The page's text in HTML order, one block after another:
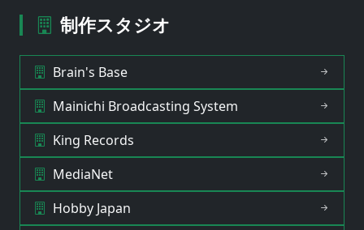
制作スタジオ
Brain's Base
Mainichi Broadcasting System
King Records
MediaNet
Hobby Japan